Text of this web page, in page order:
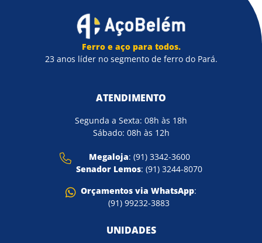
Ferro e aço para todos.
23 anos líder no segmento de ferro do Pará.
ATENDIMENTO
Segunda a Sexta: 08h às 18h
Sábado: 08h às 12h
Megaloja: (91) 3342-3600
Senador Lemos: (91) 3244-8070
Orçamentos via WhatsApp:
(91) 99232-3883
UNIDADES